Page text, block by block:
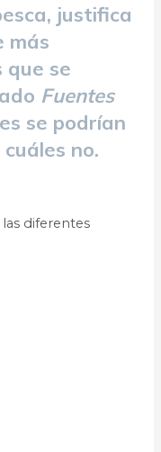
justifica
más
que se
Fuentes
se podrían
no.
diferentes